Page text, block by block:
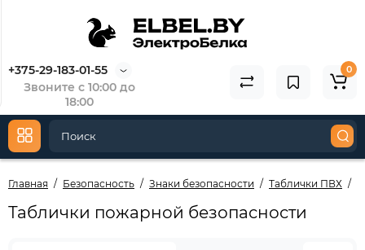
+375-29-183-01-55
Звоните с 10:00 до
18:00
0
Главная Безопасность Знаки безопасности Таблички ПВХ
Купить
Таблички пожарной безопасности